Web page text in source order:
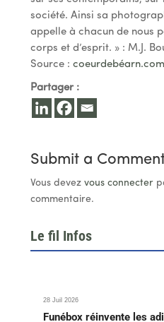
société. Ainsi sa
appelle à chacun de nous
corps et d’esprit. » : M.J.
Source : coeurdebéarn.com
Partager :
Submit a
Vous devez vous connecter
commentaire.
Le fil Infos
28 Juil 2026
Funébox réinvente les